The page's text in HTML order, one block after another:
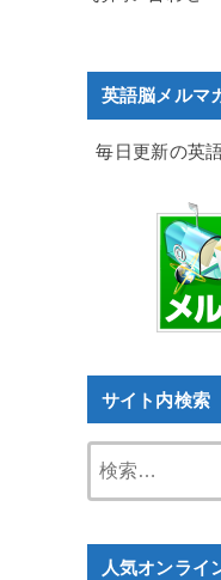
英語脳メルマ
毎日更新の英
サイト内検索
人気オンライ